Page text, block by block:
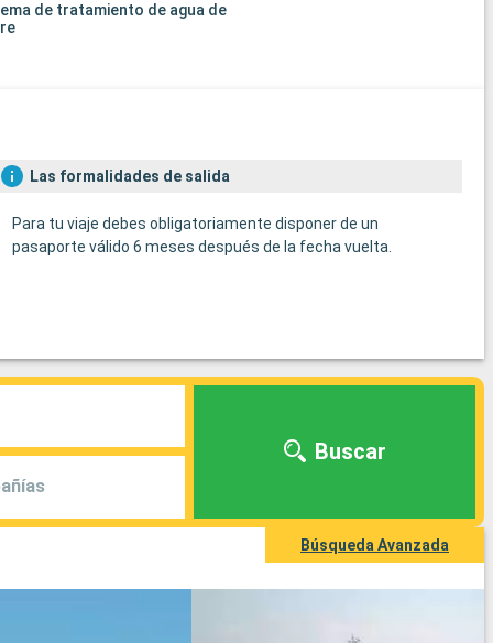
de tratamiento de agua de
Las formalidades de salida
Para tu viaje debes obligatoriamente disponer de un
pasaporte válido 6 meses después de la fecha vuelta.
Buscar
Búsqueda Avanzada